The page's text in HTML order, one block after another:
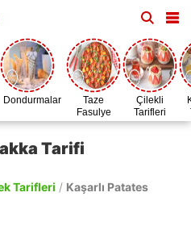
Dondurmalar
Taze
Fasulye
Zamanı
Çilekli
Tarifleri
Tarifi
Tarifleri / Kaşarlı Patates